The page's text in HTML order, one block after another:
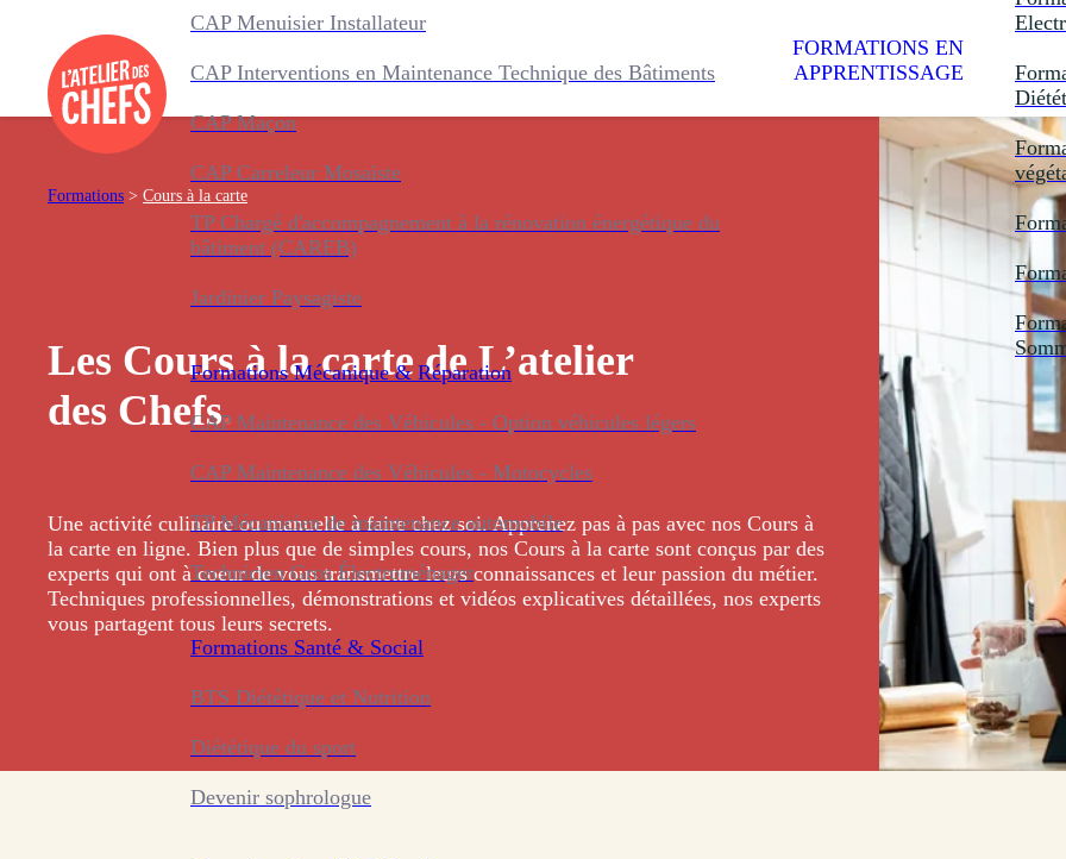
CAP Menuisier Installateur
CAP Interventions en Maintenance Technique des Bâtiments
CAP Maçon
CAP Carreleur Mosaïste
TP Chargé d'accompagnement à la rénovation énergétique du
bâtiment (CAREB)
Jardinier Paysagiste
Formations Mécanique & Réparation
CAP Maintenance des Véhicules - Option véhicules légers
CAP Maintenance des Véhicules - Motocycles
TP Mécanicien de maintenance automobile
Technicien Gros Électroménager
Formations Santé & Social
BTS Diététique et Nutrition
Diététique du sport
Devenir sophrologue
FORMATIONS EN
APPRENTISSAGE
Formations > Cours à la carte
Les Cours à la carte de L’atelier
des Chefs.
Une activité culinaire ou manuelle à faire chez soi. Apprenez pas à pas avec nos Cours à
la carte en ligne. Bien plus que de simples cours, nos Cours à la carte sont conçus par des
experts qui ont à coeur de vous transmettre leurs connaissances et leur passion du métier.
Techniques professionnelles, démonstrations et vidéos explicatives détaillées, nos experts
vous partagent tous leurs secrets.